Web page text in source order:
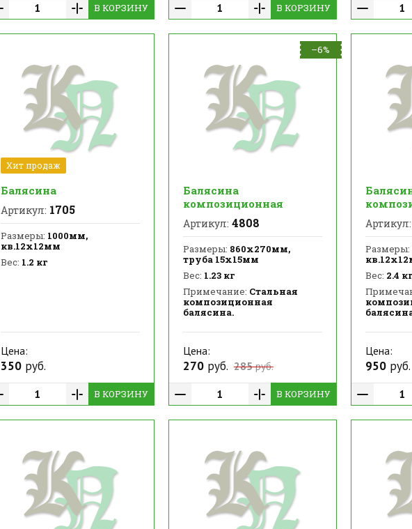
В КОРЗИНУ В КОРЗИНУ
Хит продаж
Балясина
Артикул: 1705
Размеры: 1000мм,
кв.12х12мм
Вес: 1.2 кг
Цена:
350 руб.
В КОРЗИНУ
–6%
Балясина
композиционная
Артикул: 4808
Размеры: 860х270мм,
труба 15х15мм
Вес: 1.23 кг
Примечание: Стальная
композиционная
балясина.
Цена:
270руб. 285руб.
В КОРЗИНУ
Артикул:
Размеры:
Вес: 2.4 кг
Цена:
950руб.